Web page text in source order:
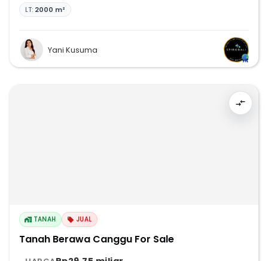
LT: 2000 m²
Yani Kusuma
TANAH JUAL
Tanah Berawa Canggu For Sale